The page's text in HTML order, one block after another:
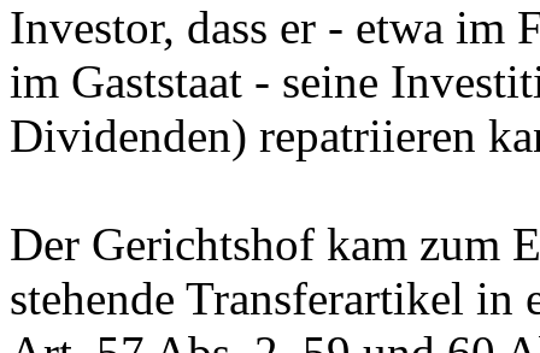
Investor, dass er - etwa im
im Gaststaat - seine
Dividenden) repatriieren
Der Gerichtshof kam zum
stehende Transferartikel in